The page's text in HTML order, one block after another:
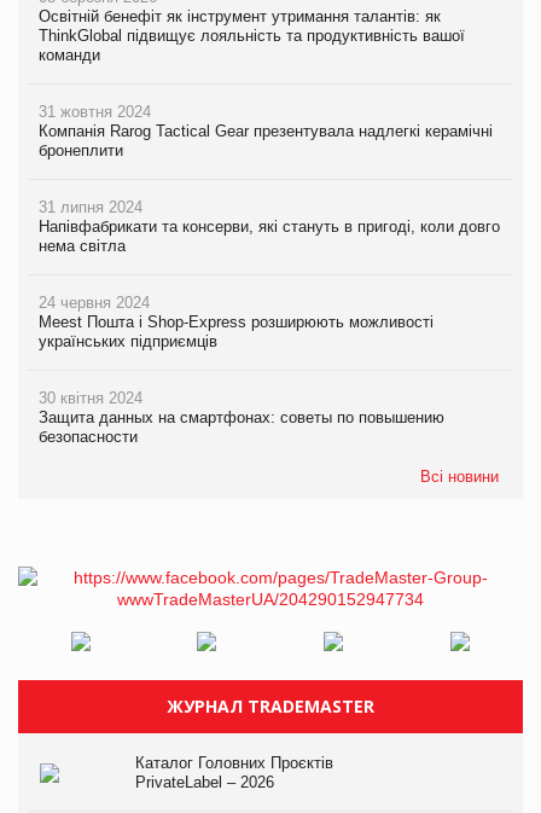
Освітній бенефіт як інструмент утримання талантів: як
ThinkGlobal підвищує лояльність та продуктивність вашої
команди
31 жовтня 2024
Компанія Rarog Tactical Gear презентувала надлегкі керамічні
бронеплити
31 липня 2024
Напівфабрикати та консерви, які стануть в пригоді, коли довго
нема світла
24 червня 2024
Meest Пошта і Shop-Express розширюють можливості
українських підприємців
30 квітня 2024
Защита данных на смартфонах: советы по повышению
безопасности
Всі новини
ЖУРНАЛ TRADEMASTER
Каталог Головних Проєктів
PrivateLabel – 2026